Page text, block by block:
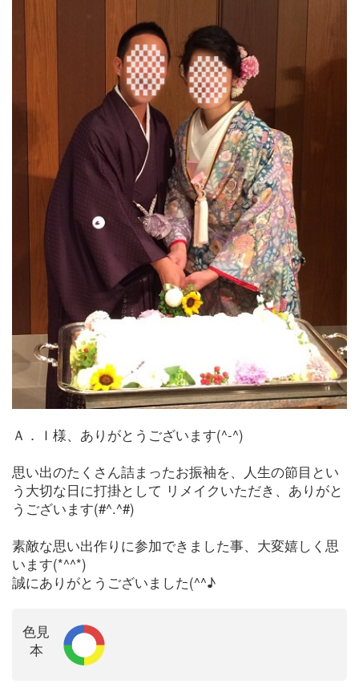
Ａ．Ｉ様、ありがとうございます(^-^)
思い出のたくさん詰まったお振袖を、人生の節目とい
う大切な日に打掛として リメイクいただき、ありがと
うございます(#^.^#)
素敵な思い出作りに参加できました事、大変嬉しく思
います(*^^*)
誠にありがとうございました(^^♪
色見
本